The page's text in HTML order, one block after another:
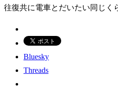
往復共に電車とだいたい同じく
Bluesky
Threads